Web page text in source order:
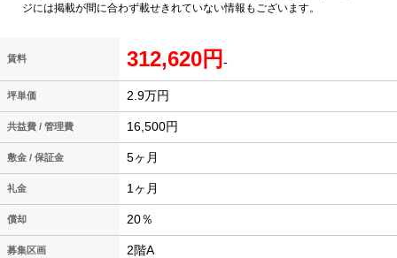
ジには掲載が間に合わず載せきれていない情報もございます。
賃料 312,620円 -
坪単価 2.9万円
共益費 / 管理費 16,500円
敷金 / 保証金 5ヶ月
礼金 1ヶ月
償却 20％
募集区画 2階A